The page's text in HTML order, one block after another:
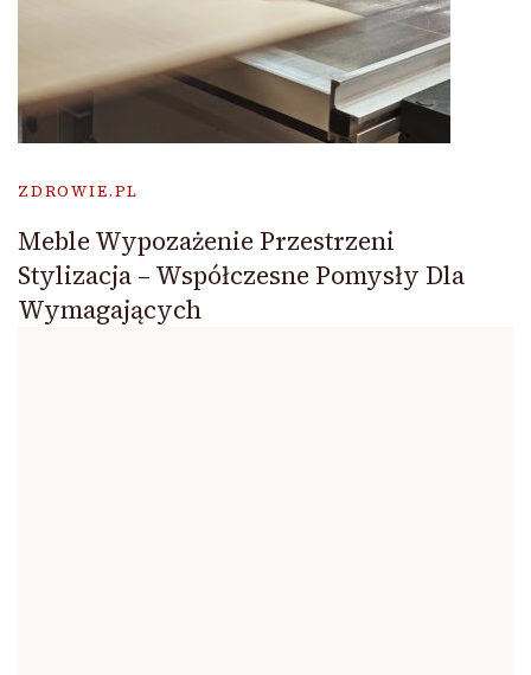
ZDROWIE.PL
Meble Wypozażenie Przestrzeni
Stylizacja – Współczesne Pomysły Dla
Wymagających